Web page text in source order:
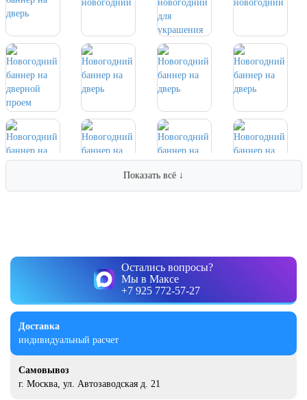
парада на Красной площади
7 ноября, День Октябрьской
революции
10 ноября, День сотрудника органов
внутренних дел РФ
13 ноября, День Войск РХБЗ
19 ноября, День Ракетных Войск и
Артиллерии
День матери (последнее воскресенье
9 декабря, День Героев Отечества
12 декабря, День конституции РФ
20 декабря, День работника органов
безопасности
Рождество Христово
Показать всё ↓
Остались вопросы?
Мы в Максе
+7 925 772-57-27
Доставка
индивидуальный расчет
Самовывоз
г. Москва, ул. Автозаводская д. 21